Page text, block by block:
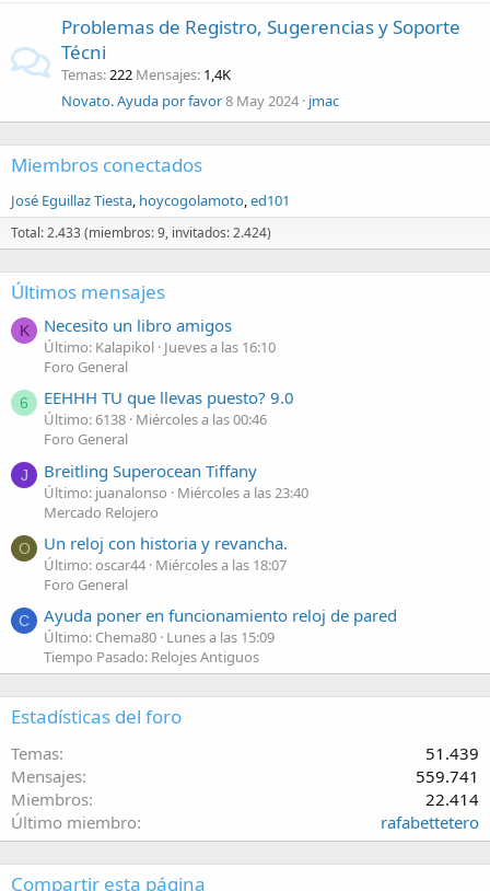
Problemas de Registro, Sugerencias y Soporte
Técni
Temas 222 Mensajes 1,4K
Novato. Ayuda por favor8 May 2024 jmac
Miembros conectados
José Eguillaz Tiesta hoycogolamoto ed101
Total: 2.433 (miembros: 9, invitados: 2.424)
Últimos mensajes
K Necesito un libro amigos
Último: Kalapikol Jueves a las 16:10
Foro General
6 EEHHH TU que llevas puesto? 9.0
Último: 6138 Miércoles a las 00:46
Foro General
J Breitling Superocean Tiffany
Último: juanalonso
Miércoles a las 23:40
Mercado Relojero
O Un reloj con historia y revancha.
Último: oscar44 Miércoles a las 18:07
Foro General
C Ayuda poner en funcionamiento reloj de pared
Último: Chema80 Lunes a las 15:09
Tiempo Pasado: Relojes Antiguos
Estadísticas del foro
Temas
51.439
Mensajes
559.741
Miembros
22.414
Último miembro
rafabettetero
Compartir esta página